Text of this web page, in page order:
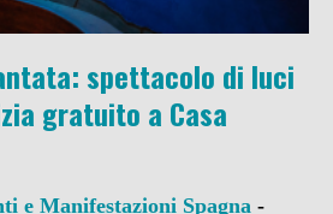
spettacolo di luci
gratuito a Casa
e Manifestazioni Spagna -